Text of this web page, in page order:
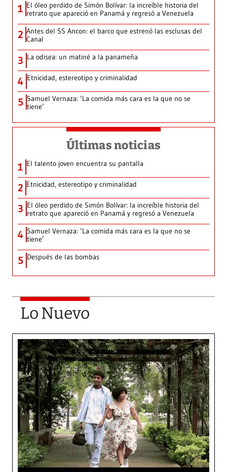
1 El óleo perdido de Simón Bolívar: la increíble historia del
retrato que apareció en Panamá y regresó a Venezuela
2 Antes del SS Ancon: el barco que estrenó las esclusas del
Canal
3 La odisea: un matiné a la panameña
4 Etnicidad, estereotipo y criminalidad
5 Samuel Vernaza: ‘La comida más cara es la que no se
tiene’
Últimas noticias
1 El talento joven encuentra su pantalla​
2 Etnicidad, estereotipo y criminalidad
3 El óleo perdido de Simón Bolívar: la increíble historia del
retrato que apareció en Panamá y regresó a Venezuela
4 Samuel Vernaza: ‘La comida más cara es la que no se
tiene’
5 Después de las bombas
Lo Nuevo